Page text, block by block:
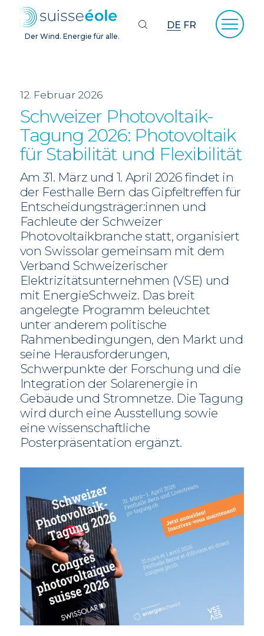
Der Wind. Energie für alle.
DE FR
12. Februar 2026
Schweizer Photovoltaik-
Tagung 2026: Photovoltaik
für Stabilität und Flexibilität
Am 31. März und 1. April 2026 findet in
der Festhalle Bern das Gipfeltreffen für
Entscheidungsträger:innen und
Fachleute der Schweizer
Photovoltaikbranche statt, organisiert
von Swissolar gemeinsam mit dem
Verband Schweizerischer
Elektrizitätsunternehmen (VSE) und
mit EnergieSchweiz. Das breit
angelegte Programm beleuchtet
unter anderem politische
Rahmenbedingungen, den Markt und
seine Herausforderungen,
Schwerpunkte der Forschung und die
Integration der Solarenergie in
Gebäude und Stromnetze. Die Tagung
wird durch eine Ausstellung sowie
eine wissenschaftliche
Posterpräsentation ergänzt.